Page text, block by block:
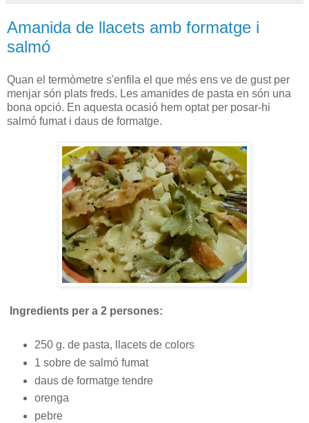
Amanida de llacets amb formatge i
salmó
Quan el termòmetre s'enfila el que més ens ve de gust per
menjar són plats freds. Les amanides de pasta en són una
bona opció. En aquesta ocasió hem optat per posar-hi
salmó fumat i daus de formatge.
Ingredients per a 2 persones:
250 g. de pasta, llacets de colors
1 sobre de salmó fumat
daus de formatge tendre
orenga
pebre